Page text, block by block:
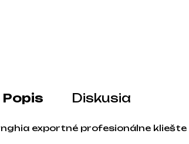
Popis Diskusia
nghia exportné profesionálne kliešte